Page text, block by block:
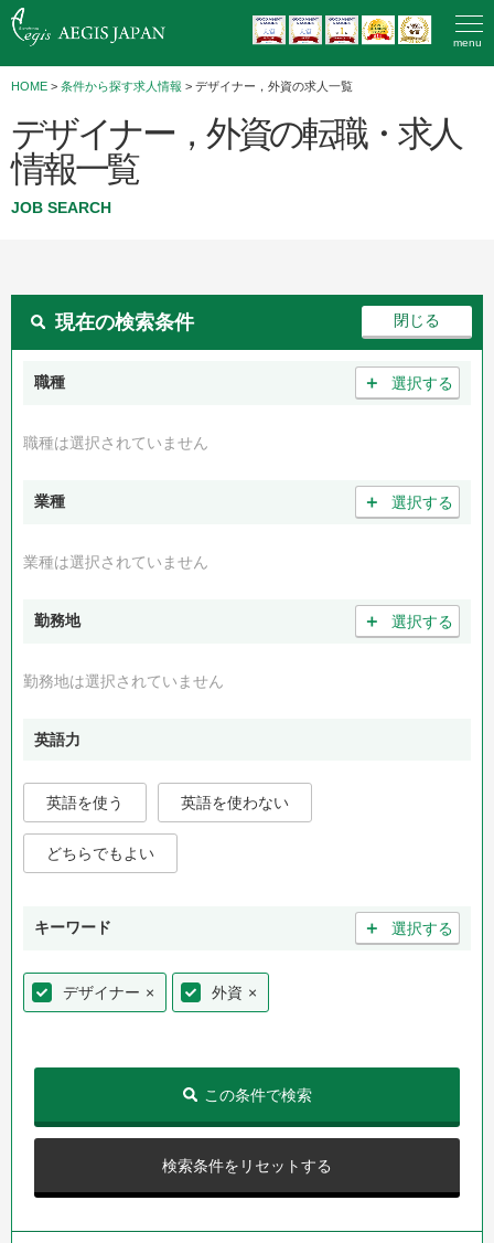
menu
HOME > 条件から探す求人情報 > デザイナー，外資の求人一覧
デザイナー，外資の転職・求人
情報一覧
JOB SEARCH
現在の検索条件
職種 ＋ 選択する
職種は選択されていません
業種 ＋ 選択する
業種は選択されていません
勤務地 ＋ 選択する
勤務地は選択されていません
英語力
英語を使う 英語を使わない
どちらでもよい
キーワード ＋ 選択する
デザイナー × 外資 ×
検索条件をリセットする
この条件で検索